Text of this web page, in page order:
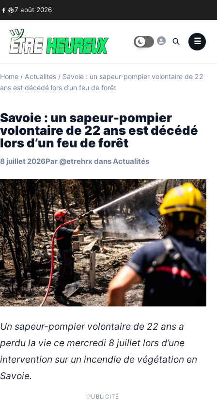
Skip to content
7 août 2026
Home / Actualités / Savoie : un sapeur-pompier volontaire de 22
ans est décédé lors d’un feu de forêt
Savoie : un sapeur-pompier
volontaire de 22 ans est décédé
lors d’un feu de forêt
8 juillet 2026Par @etrehrx dansActualités
Un sapeur-pompier volontaire de 22 ans a
perdu la vie ce mercredi 8 juillet lors d’une
intervention sur un incendie de végétation en
Savoie.
PUBLICITÉ